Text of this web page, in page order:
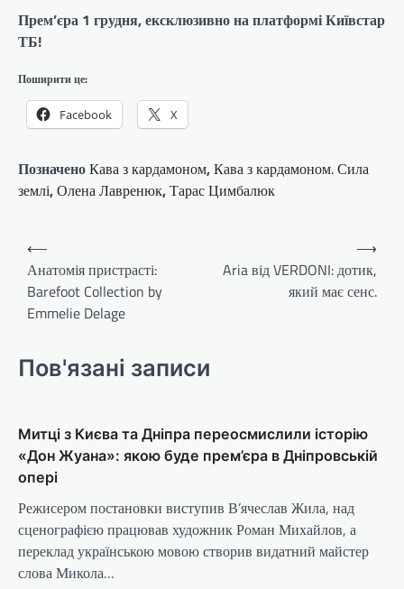
Прем’єра 1 грудня, ексклюзивно на платформі Київстар
ТБ!
Поширити це:
Facebook X
ПозначеноКава з кардамоном,Кава з кардамоном. Сила
землі,Олена Лавренюк,Тарас Цимбалюк
Навігація
записів
⟵
Анатомія пристрасті:
Barefoot Collection by
Emmelie Delage
Aria від VERDONI: дотик,
який має сенс.
⟶
Пов'язані записи
Митці з Києва та Дніпра переосмислили історію
«Дон Жуана»: якою буде прем’єра в Дніпровській
опері
Режисером постановки виступив В’ячеслав Жила, над
сценографією працював художник Роман Михайлов, а
переклад українською мовою створив видатний майстер
слова Микола…